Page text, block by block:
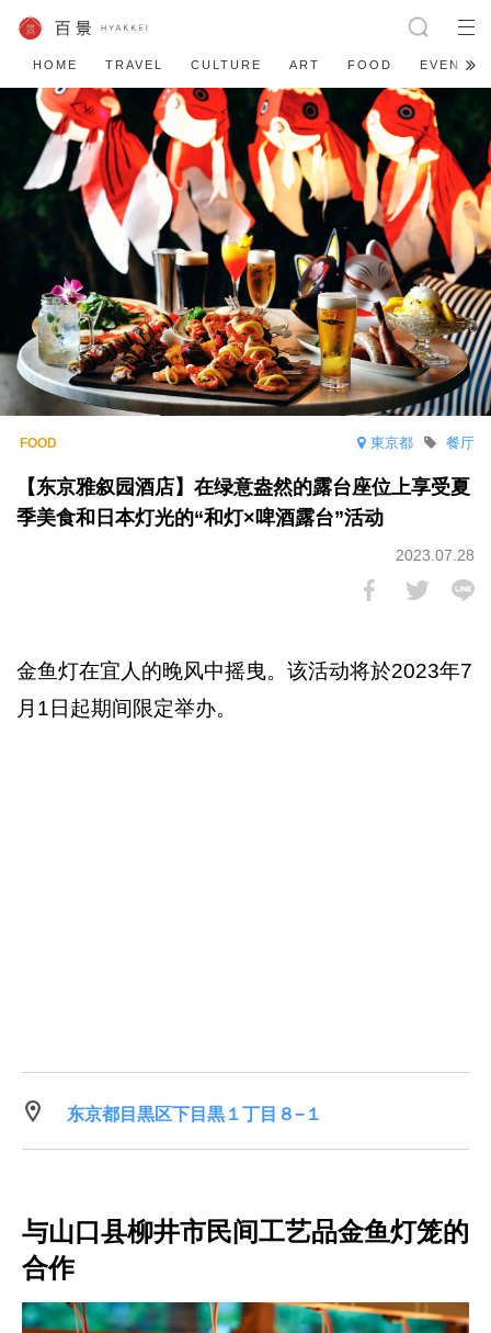
HOME TRAVEL CULTURE ART FOOD EVENT
東京都 餐厅
【东京雅叙园酒店】在绿意盎然的露台座位上享受夏
季美食和日本灯光的“和灯×啤酒露台”活动
2023.07.28
金鱼灯在宜人的晚风中摇曳。该活动将於2023年7
月1日起期间限定举办。
东京都目黒区下目黒１丁目８−１
与山口县柳井市民间工艺品金鱼灯笼的
合作